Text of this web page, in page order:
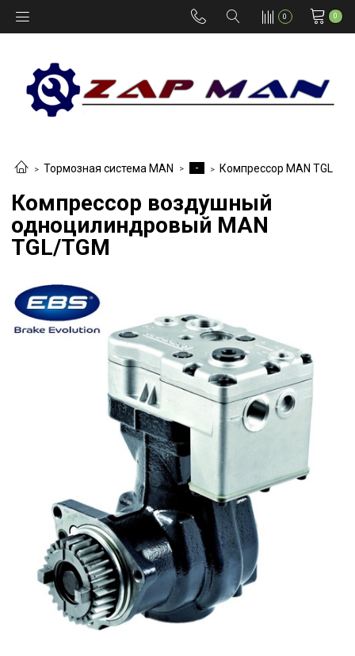
0 0
Тормозная система MAN - Компрессор MAN TGL
Компрессор воздушный
одноцилиндровый MAN
TGL/TGM